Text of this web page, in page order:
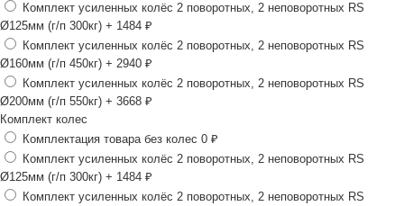
Комплект усиленных колёс 2 поворотных, 2 неповоротных RS
Ø125мм (г/п 300кг) + 1484 ₽
Комплект усиленных колёс 2 поворотных, 2 неповоротных RS
Ø160мм (г/п 450кг) + 2940 ₽
Комплект усиленных колёс 2 поворотных, 2 неповоротных RS
Ø200мм (г/п 550кг) + 3668 ₽
Комплект колес
Комплектация товара без колес 0 ₽
Комплект усиленных колёс 2 поворотных, 2 неповоротных RS
Ø125мм (г/п 300кг) + 1484 ₽
Комплект усиленных колёс 2 поворотных, 2 неповоротных RS